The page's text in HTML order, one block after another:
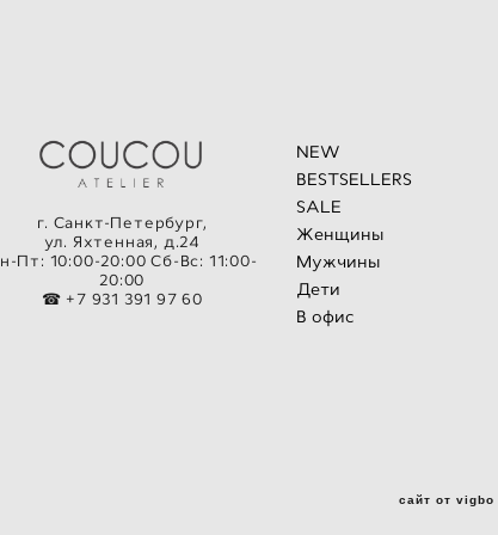
г. Санкт-Петербург,
ул. Яхтенная, д.24
Пт: 10:00-20:00 Сб-Вс: 11:00-
20:00
☎ +7 931 391 97 60
NEW
BESTSELLERS
SALE
Женщины
Мужчины
Дети
В офис
сайт от vigbo